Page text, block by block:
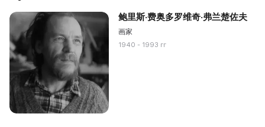
鲍里斯·费奥多罗维奇·弗兰楚佐夫
画家
1940 - 1993 гг